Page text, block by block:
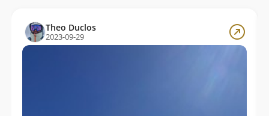
Theo Duclos
2023-09-29